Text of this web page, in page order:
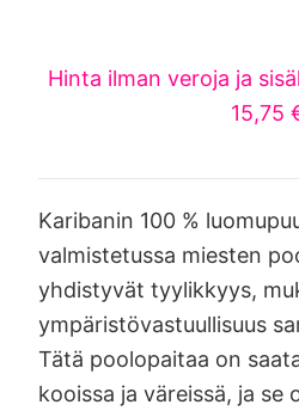
Hinta ilman veroja ja
15,75
Karibanin 100 %
valmistetussa miesten
yhdistyvät tyylikkyys,
ympäristövastuullisuus
Tätä poolopaitaa on
kooissa ja väreissä, ja se